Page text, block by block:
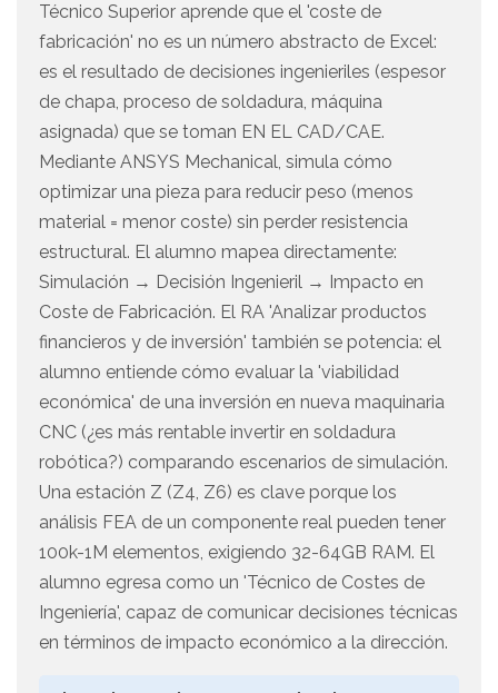
Técnico Superior aprende que el 'coste de
fabricación' no es un número abstracto de Excel:
es el resultado de decisiones ingenieriles (espesor
de chapa, proceso de soldadura, máquina
asignada) que se toman EN EL CAD/CAE.
Mediante ANSYS Mechanical, simula cómo
optimizar una pieza para reducir peso (menos
material = menor coste) sin perder resistencia
estructural. El alumno mapea directamente:
Simulación → Decisión Ingenieril → Impacto en
Coste de Fabricación. El RA 'Analizar productos
financieros y de inversión' también se potencia: el
alumno entiende cómo evaluar la 'viabilidad
económica' de una inversión en nueva maquinaria
CNC (¿es más rentable invertir en soldadura
robótica?) comparando escenarios de simulación.
Una estación Z (Z4, Z6) es clave porque los
análisis FEA de un componente real pueden tener
100k-1M elementos, exigiendo 32-64GB RAM. El
alumno egresa como un 'Técnico de Costes de
Ingeniería', capaz de comunicar decisiones técnicas
en términos de impacto económico a la dirección.